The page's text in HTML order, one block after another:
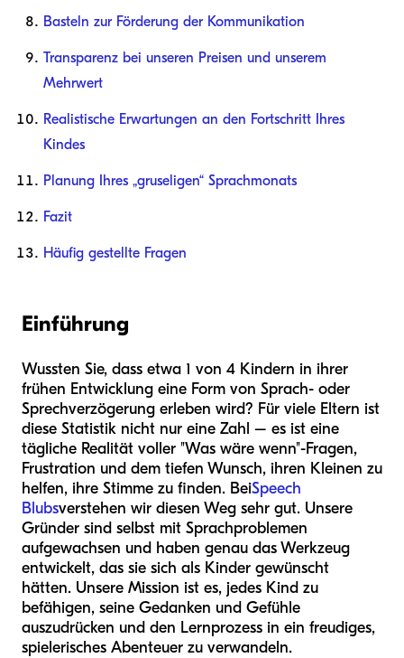
Basteln zur Förderung der Kommunikation
Transparenz bei unseren Preisen und unserem
Mehrwert
Realistische Erwartungen an den Fortschritt Ihres
Kindes
Planung Ihres „gruseligen“ Sprachmonats
Fazit
Häufig gestellte Fragen
Einführung
Wussten Sie, dass etwa 1 von 4 Kindern in ihrer
frühen Entwicklung eine Form von Sprach- oder
Sprechverzögerung erleben wird? Für viele Eltern ist
diese Statistik nicht nur eine Zahl – es ist eine
tägliche Realität voller "Was wäre wenn"-Fragen,
Frustration und dem tiefen Wunsch, ihren Kleinen zu
helfen, ihre Stimme zu finden. BeiSpeech
Blubsverstehen wir diesen Weg sehr gut. Unsere
Gründer sind selbst mit Sprachproblemen
aufgewachsen und haben genau das Werkzeug
entwickelt, das sie sich als Kinder gewünscht
hätten. Unsere Mission ist es, jedes Kind zu
befähigen, seine Gedanken und Gefühle
auszudrücken und den Lernprozess in ein freudiges,
spielerisches Abenteuer zu verwandeln.